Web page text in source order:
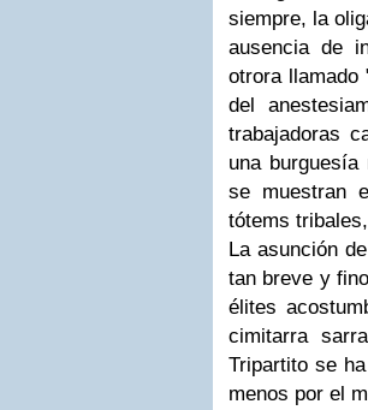
siempre, la
ausencia de
otrora llamado
del
trabajadoras
una
se muestran
tótems
La asunción
tan breve y
élites
cimitarra
Tripartito se
menos por el